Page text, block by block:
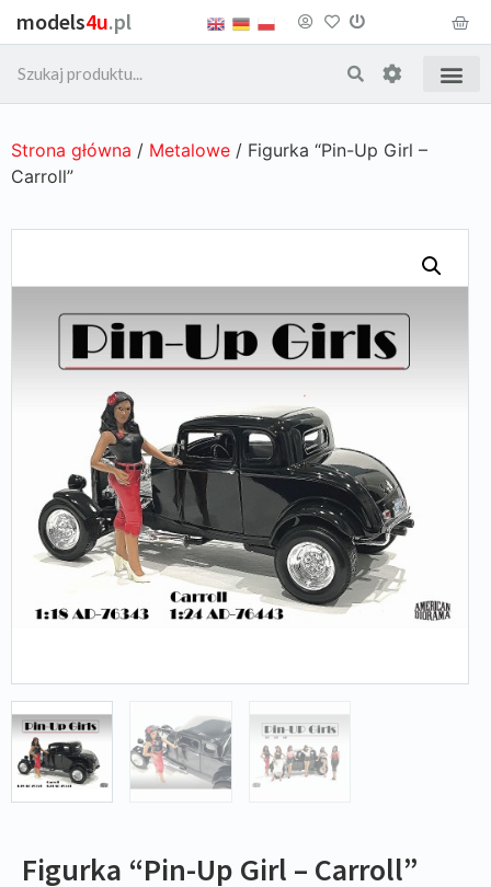
models4u.pl
Strona główna / Metalowe / Figurka “Pin-Up Girl –
Carroll”
Figurka “Pin-Up Girl – Carroll”